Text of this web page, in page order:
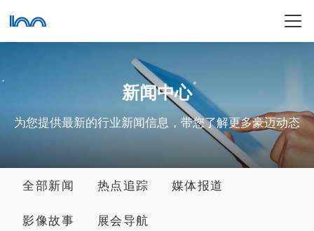
新闻中心
为您提供最新的行业新闻信息，带您了解更多豪迈动态
全部新闻 热点追踪 媒体报道
影像故事 展会导航